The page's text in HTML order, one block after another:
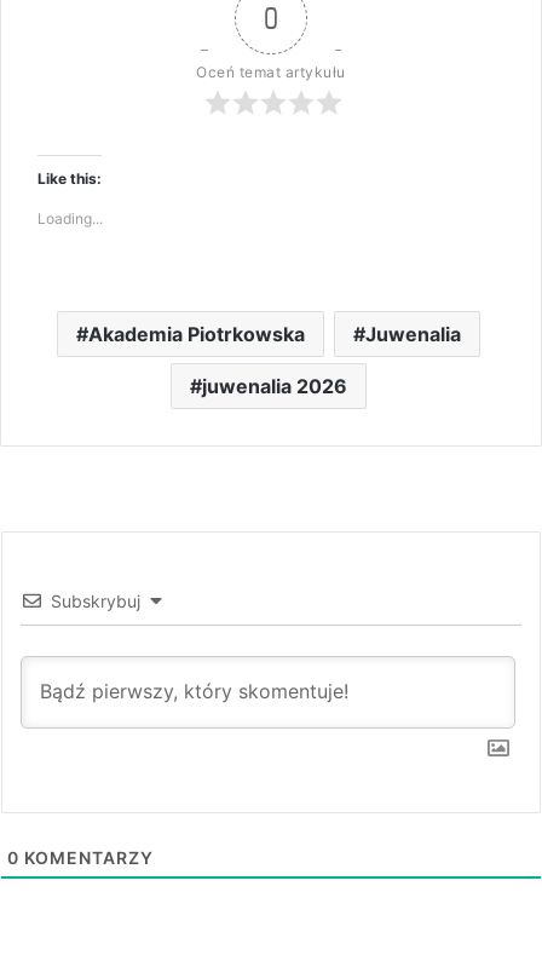
0
Oceń temat artykułu
Like this:
Loading...
Akademia Piotrkowska Juwenalia
juwenalia 2026
Subskrybuj
0 KOMENTARZY